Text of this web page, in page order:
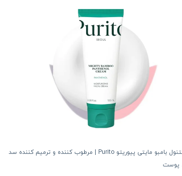
کرم پنتنول بامبو مایتی پیوریتو Purito | مرطوب کننده و ترمیم کننده سد
پوست